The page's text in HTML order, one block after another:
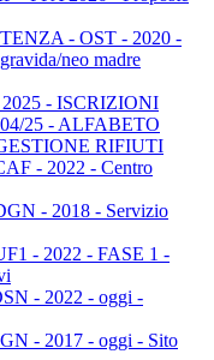
- OST - 2020 -
neo madre
- ISCRIZIONI
25 - ALFABETO
RIFIUTI
- 2022 - Centro
- 2018 - Servizio
- 2022 - FASE 1 -
- 2022 - oggi -
- 2017 - oggi - Sito